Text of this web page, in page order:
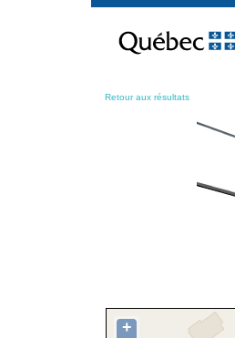
contenu
Retour aux résultats
+